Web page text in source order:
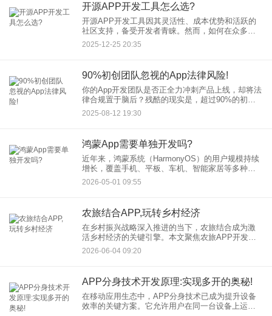
开源APP开发工具怎么选?
开源APP开发工具因其灵活性、成本优势和活跃的
社区支持，备受开发者青睐。然而，如何在众多选
项中找到最适合自己的工具呢？本文将为您梳理选
2025-12-25 20:35
90%初创团队忽视的App法律风险!
你的App开发团队是否正全力冲刺产品上线，却将法
律合规置于脑后？残酷的现实是，超过90%的初创
团队在早期发展中严重低估了潜藏的App法律风险。
这些被忽视的风险如同定时炸弹，随时可能引爆，
2025-08-12 19:30
鸿蒙App需要单独开发吗?
近年来，鸿蒙系统（HarmonyOS）的用户规模持续
增长，覆盖手机、平板、车机、智能家居等多种设
备。面对这一新兴生态，一个核心问题摆在开发者
和企业面前：鸿蒙App需要单独开发吗？ 本文将抛
2026-05-01 09:55
农旅结合APP,玩转乡村经济
在乡村振兴战略深入推进的当下，农旅结合成为激
活乡村经济的关键引擎。本文聚焦农旅APP开发，
解析其如何通过数字化手段整合乡村资源，打造“农
业+文旅”的融合生态，为农民增收、产业升级提供创
2026-06-04 09:20
APP分身技术开发原理:实现多开的奥秘!
在移动应用生态中，APP分身技术已成为提升设备
效率的关键方案。它允许用户在同一台设备上运行